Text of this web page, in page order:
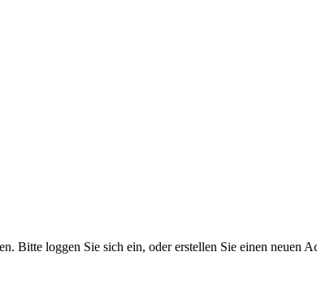
Bitte loggen Sie sich ein, oder erstellen Sie einen neuen